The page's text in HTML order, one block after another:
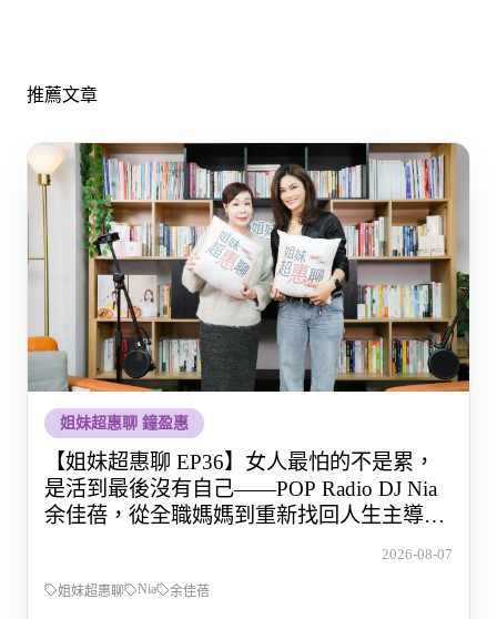
推薦文章
姐妹超惠聊 鐘盈惠
【姐妹超惠聊 EP36】女人最怕的不是累，
是活到最後沒有自己——POP Radio DJ Nia
余佳蓓，從全職媽媽到重新找回人生主導權
2026-08-07
姐妹超惠聊 Nia 余佳蓓